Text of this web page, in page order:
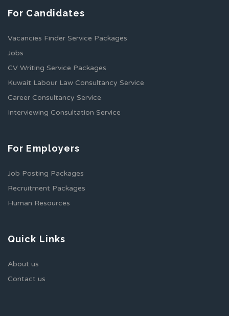
For Candidates
Vacancies Finder Service Packages
Jobs
CV Writing Service Packages
Kuwait Labour Law Consultancy Service
Career Consultancy Service
Interviewing Consultation Service
For Employers
Job Posting Packages
Recruitment Packages
Human Resources
Quick Links
About us
Contact us